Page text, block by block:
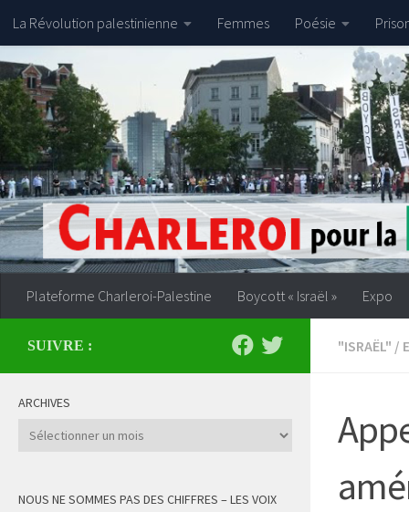
Skip to content
La Révolution palestinienne Femmes Poésie
Plateforme Charleroi-Palestine Boycott « Israël » Expo
"ISRAËL" /
SUIVRE :
ARCHIVES
Archives
NOUS NE SOMMES PAS DES CHIFFRES – LES VOIX